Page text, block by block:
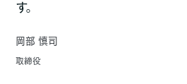
す。
岡部 慎司
取締役